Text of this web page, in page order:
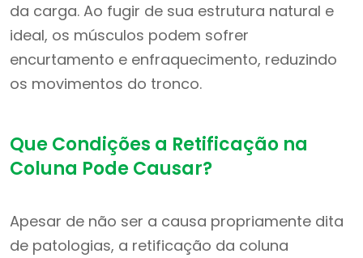
da carga. Ao fugir de sua estrutura natural e
ideal, os músculos podem sofrer
encurtamento e enfraquecimento, reduzindo
os movimentos do tronco.
Que Condições a Retificação na
Coluna Pode Causar?
Apesar de não ser a causa propriamente dita
de patologias, a retificação da coluna